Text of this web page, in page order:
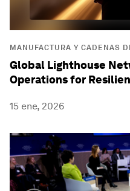
MANUFACTURA Y CADENAS
Global Lighthouse
Operations for
15 ene, 2026